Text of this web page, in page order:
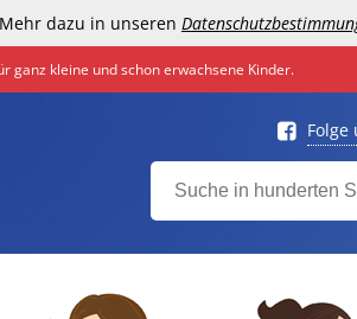
dazu in unseren
ganz kleine und schon erwachsene Kinder.
Folge